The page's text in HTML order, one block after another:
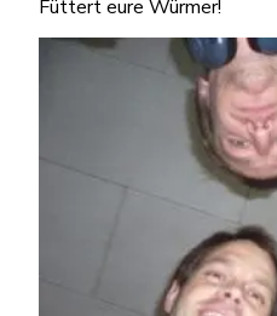
Füttert eure Würmer!